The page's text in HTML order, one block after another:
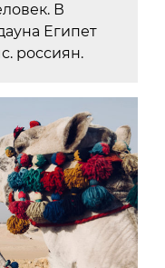
В
Египет
россиян.